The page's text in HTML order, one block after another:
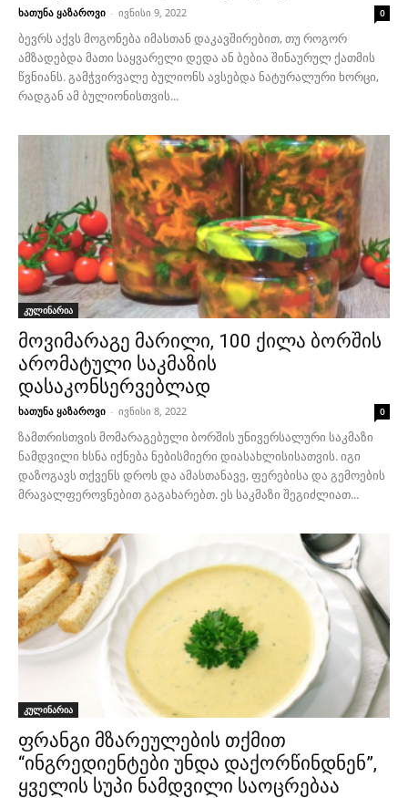
ხათუნა ყაზაროვი - ივნისი 9, 2022 0
ბევრს აქვს მოგონება იმასთან დაკავშირებით, თუ როგორ
ამზადებდა მათი საყვარელი დედა ან ბებია შინაურულ ქათმის
წვნიანს. გამჭვირვალე ბულიონს ავსებდა ნატურალური ხორცი,
რადგან ამ ბულიონისთვის...
კულინარია
მოვიმარაგე მარილი, 100 ქილა ბორშის
არომატული საკმაზის
დასაკონსერვებლად
ხათუნა ყაზაროვი - ივნისი 8, 2022 0
ზამთრისთვის მომარაგებული ბორშის უნივერსალური საკმაზი
ნამდვილი ხსნა იქნება ნებისმიერი დიასახლისისათვის. იგი
დაზოგავს თქვენს დროს და ამასთანავე, ფერებისა და გემოების
მრავალფეროვნებით გაგახარებთ. ეს საკმაზი შეგიძლიათ...
კულინარია
ფრანგი მზარეულების თქმით
“ინგრედიენტები უნდა დაქორწინდნენ”,
ყველის სუპი ნამდვილი საოცრებაა